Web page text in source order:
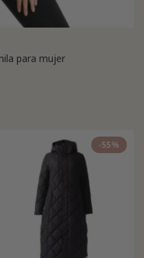
para mujer
-55%